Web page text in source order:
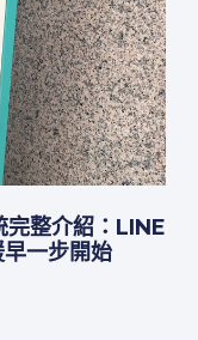
整介紹：LINE
一步開始